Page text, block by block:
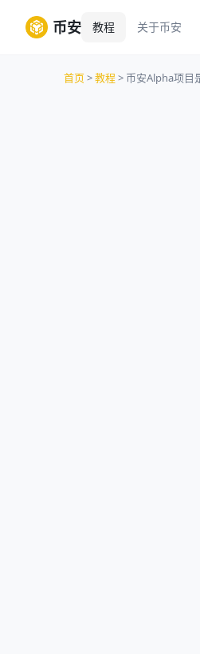
币安 教程 关于币安
首页>教程> 币安Alpha项目